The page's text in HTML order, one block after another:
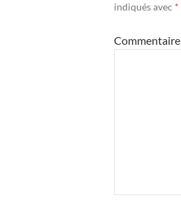
indiqués avec *
Commentaire